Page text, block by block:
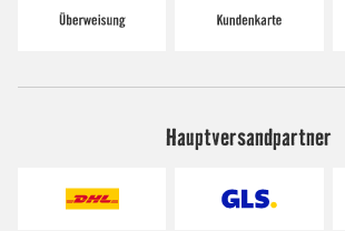
Hauptversandpartner